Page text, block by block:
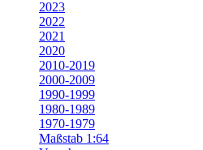
2023
2022
2021
2020
2010-2019
2000-2009
1990-1999
1980-1989
1970-1979
Maßstab 1:64